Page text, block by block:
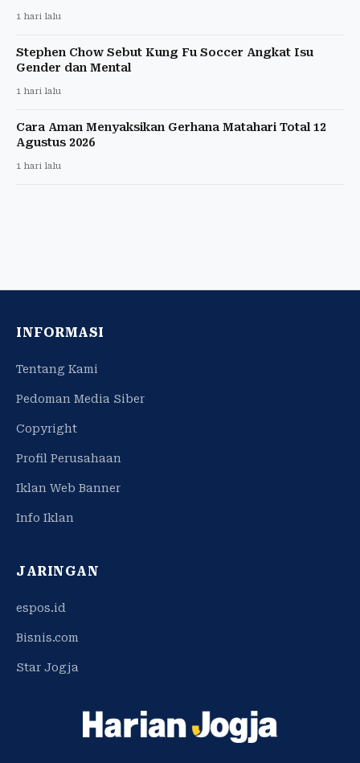
1 hari lalu
Stephen Chow Sebut Kung Fu Soccer Angkat Isu
Gender dan Mental
1 hari lalu
Cara Aman Menyaksikan Gerhana Matahari Total 12
Agustus 2026
1 hari lalu
INFORMASI
Tentang Kami
Pedoman Media Siber
Copyright
Profil Perusahaan
Iklan Web Banner
Info Iklan
JARINGAN
espos.id
Bisnis.com
Star Jogja